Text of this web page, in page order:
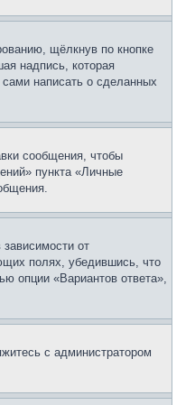
щёлкнув по кнопке
надпись, которая
написать о сделанных
сообщения, чтобы
пункта «Личные
от
полях, убедившись, что
опции «Вариантов ответа»,
с администратором